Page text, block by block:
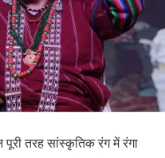
तरह सांस्कृतिक रंग में रंगा